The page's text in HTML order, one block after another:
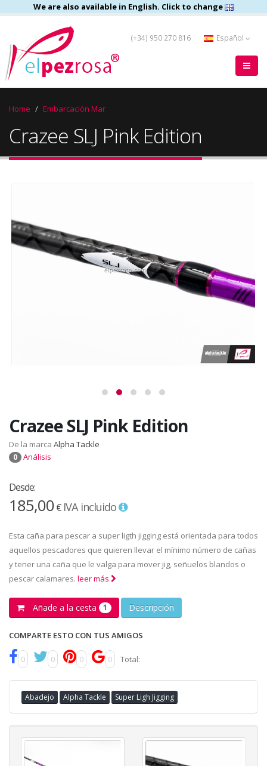
We are also available in English. Click to change
(+34) 950 270 816 Español
Home Embarcación Mar
Crazee SLJ Pink Edition
Crazee SLJ Pink Edition
De la marca Alpha Tackle
0 Análisis
Desde:
185,00€ IVA incluido
Esta caña para pescar a super ligth jigging está orientada para todos
aquellos pescadores que quieren llevar el mínimo número de cañas
y tener una caña que le valga para mover jig, señuelos blandos o
pescar calamares. leer más
Añade a la cesta 1 Descripción
COMPARTE ESTO CON TUS AMIGOS
0 0 0 0 Total:
Abadejo Alpha Tackle Super Ligh Jigging